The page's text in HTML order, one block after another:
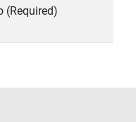
(Required)